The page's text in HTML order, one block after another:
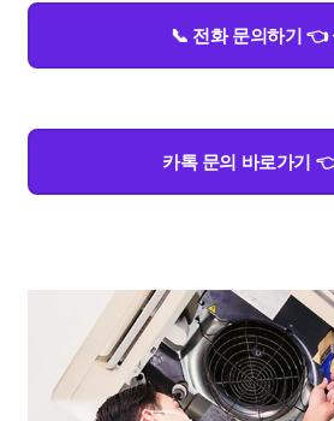
📞 전화 문의하기 👈
카톡 문의 바로가기